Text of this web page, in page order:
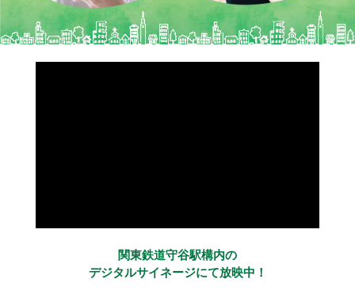
関東鉄道守谷駅構内の
デジタルサイネージにて放映中！